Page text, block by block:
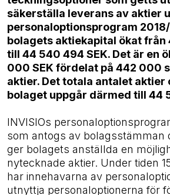
säkerställa leverans av aktier
personaloptionsprogram
bolagets aktiekapital ökat från
till 44 540 494 SEK. Det är en
000 SEK fördelat på 442 000
aktier. Det totala antalet aktier
bolaget uppgår därmed till 44
INVISIOs
som antogs av bolagsstämman
ger bolagets anställda en
nytecknade aktier. Under tiden
har innehavarna av
utnyttja personaloptionerna för